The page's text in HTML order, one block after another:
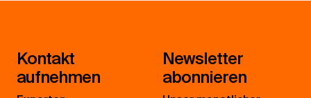
Kontakt
aufnehmen
Newsletter
abonnieren